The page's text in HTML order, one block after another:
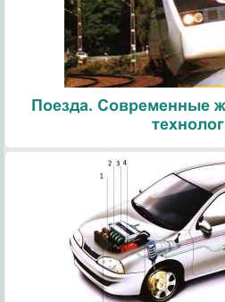
Поезда. Современные